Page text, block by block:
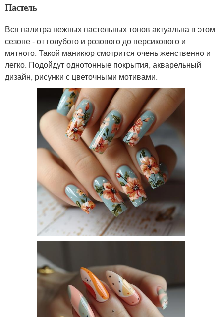
Пастель
Вся палитра нежных пастельных тонов актуальна в этом
сезоне - от голубого и розового до персикового и
мятного. Такой маникюр смотрится очень женственно и
легко. Подойдут однотонные покрытия, акварельный
дизайн, рисунки с цветочными мотивами.